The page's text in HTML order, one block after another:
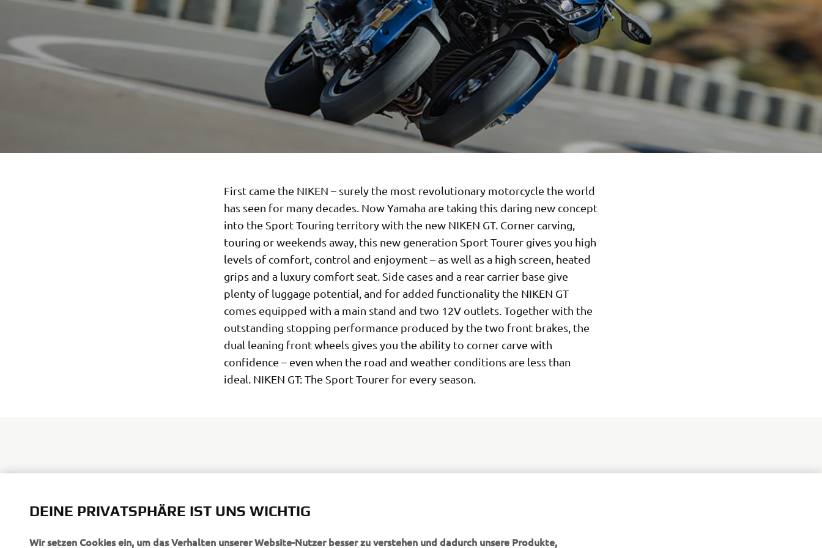
First came the NIKEN – surely the most revolutionary motorcycle the world
has seen for many decades. Now Yamaha are taking this daring new concept
into the Sport Touring territory with the new NIKEN GT. Corner carving,
touring or weekends away, this new generation Sport Tourer gives you high
levels of comfort, control and enjoyment – as well as a high screen, heated
grips and a luxury comfort seat. Side cases and a rear carrier base give
plenty of luggage potential, and for added functionality the NIKEN GT
comes equipped with a main stand and two 12V outlets. Together with the
outstanding stopping performance produced by the two front brakes, the
dual leaning front wheels gives you the ability to corner carve with
confidence – even when the road and weather conditions are less than
ideal. NIKEN GT: The Sport Tourer for every season.
DEINE PRIVATSPHÄRE IST UNS WICHTIG
Wir setzen Cookies ein, um das Verhalten unserer Website-Nutzer besser zu verstehen und dadurch unsere Produkte,